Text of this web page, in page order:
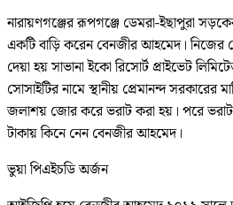
নারায়ণগঞ্জের রূপগঞ্জে ডেমরা-ইছাপুরা
একটি বাড়ি করেন বেনজীর আহমেদ। নিজের
দেয়া হয় সাভানা ইকো রিসোর্ট প্রাইভেট
সোসাইটির নামে স্থানীয় প্রেমানন্দ সরকারের
জলাশয় জোর করে ভরাট করা হয়। পরে
টাকায় কিনে নেন বেনজীর আহমেদ।
ভুয়া পিএইচডি অর্জন